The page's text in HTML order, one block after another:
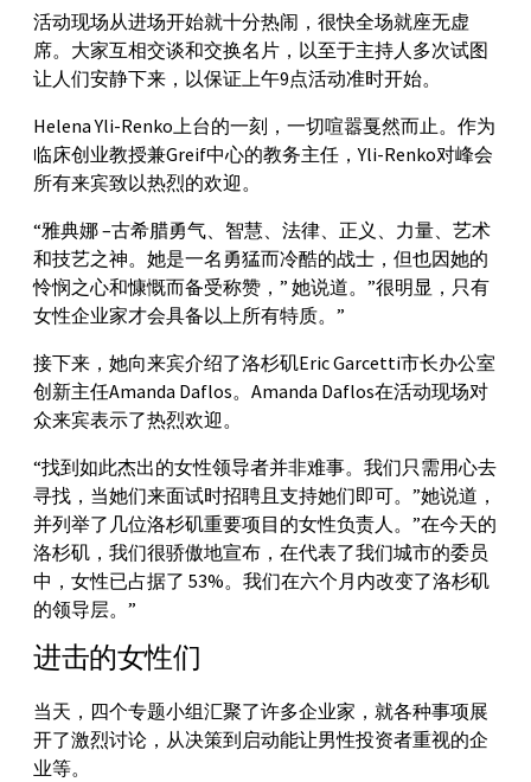
活动现场从进场开始就十分热闹，很快全场就座无虚
席。大家互相交谈和交换名片，以至于主持人多次试图
让人们安静下来，以保证上午9点活动准时开始。
Helena Yli-Renko上台的一刻，一切喧嚣戛然而止。作为
临床创业教授兼Greif中心的教务主任，Yli-Renko对峰会
所有来宾致以热烈的欢迎。
“雅典娜 –古希腊勇气、智慧、法律、正义、力量、艺术
和技艺之神。她是一名勇猛而冷酷的战士，但也因她的
怜悯之心和慷慨而备受称赞，” 她说道。”很明显，只有
女性企业家才会具备以上所有特质。”
接下来，她向来宾介绍了洛杉矶Eric Garcetti市长办公室
创新主任Amanda Daflos。Amanda Daflos在活动现场对
众来宾表示了热烈欢迎。
“找到如此杰出的女性领导者并非难事。我们只需用心去
寻找，当她们来面试时招聘且支持她们即可。”她说道，
并列举了几位洛杉矶重要项目的女性负责人。”在今天的
洛杉矶，我们很骄傲地宣布，在代表了我们城市的委员
中，女性已占据了 53%。我们在六个月内改变了洛杉矶
的领导层。”
进击的女性们
当天，四个专题小组汇聚了许多企业家，就各种事项展
开了激烈讨论，从决策到启动能让男性投资者重视的企
业等。